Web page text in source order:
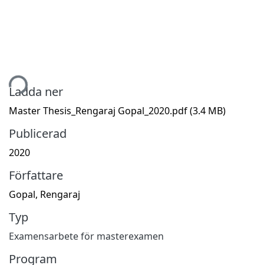
Ladda ner
Master Thesis_Rengaraj Gopal_2020.pdf(3.4 MB)
Publicerad
2020
Författare
Gopal, Rengaraj
Typ
Examensarbete för masterexamen
Program